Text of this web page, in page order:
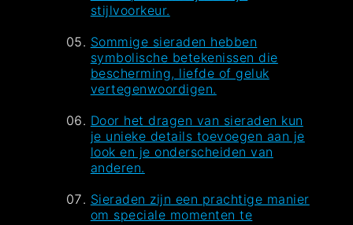
stijlvoorkeur.
Sommige sieraden hebben
symbolische betekenissen die
bescherming, liefde of geluk
vertegenwoordigen.
Door het dragen van sieraden kun
je unieke details toevoegen aan je
look en je onderscheiden van
anderen.
Sieraden zijn een prachtige manier
om speciale momenten te